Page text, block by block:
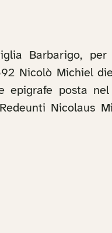
Barbarigo,
Nicolò Michiel
posta
Nicolaus